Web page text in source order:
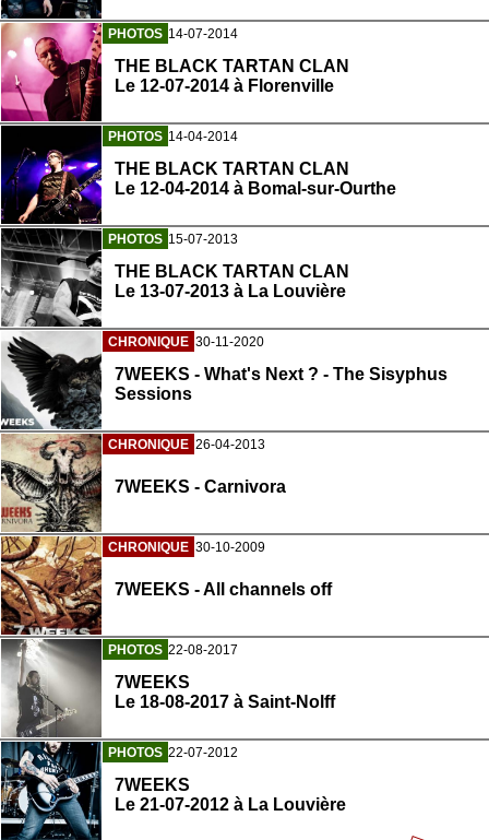
PHOTOS 14-07-2014
THE BLACK TARTAN CLAN
Le 12-07-2014 à Florenville
PHOTOS 14-04-2014
THE BLACK TARTAN CLAN
Le 12-04-2014 à Bomal-sur-Ourthe
PHOTOS 15-07-2013
THE BLACK TARTAN CLAN
Le 13-07-2013 à La Louvière
CHRONIQUE 30-11-2020
7WEEKS - What's Next ? - The Sisyphus
Sessions
CHRONIQUE 26-04-2013
7WEEKS - Carnivora
CHRONIQUE 30-10-2009
7WEEKS - All channels off
PHOTOS 22-08-2017
7WEEKS
Le 18-08-2017 à Saint-Nolff
PHOTOS 22-07-2012
7WEEKS
Le 21-07-2012 à La Louvière